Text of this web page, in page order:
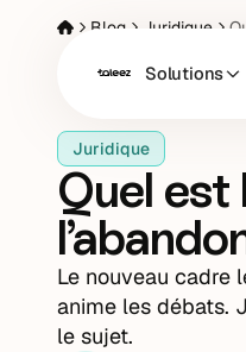
Solutions
Blog Juridique
Juridique
Quel est
Le nouveau cadre
anime les débats.
le sujet.